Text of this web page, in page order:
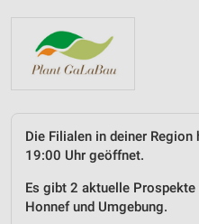
Die Filialen in deiner
19:00 Uhr geöffnet.
Es gibt 2 aktuelle
Honnef und Umgebung.